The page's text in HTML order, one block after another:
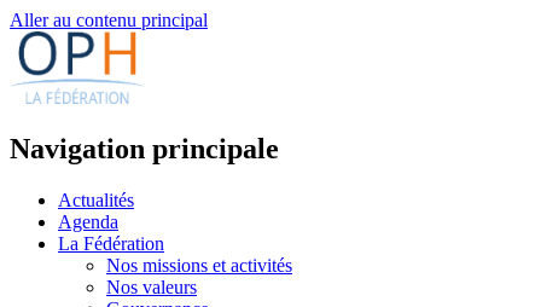
Aller au contenu principal
Navigation principale
Actualités
Agenda
La Fédération
Nos missions et activités
Nos valeurs